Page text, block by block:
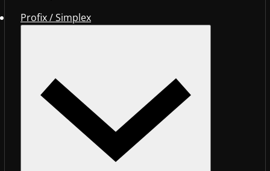
Profix / Simplex